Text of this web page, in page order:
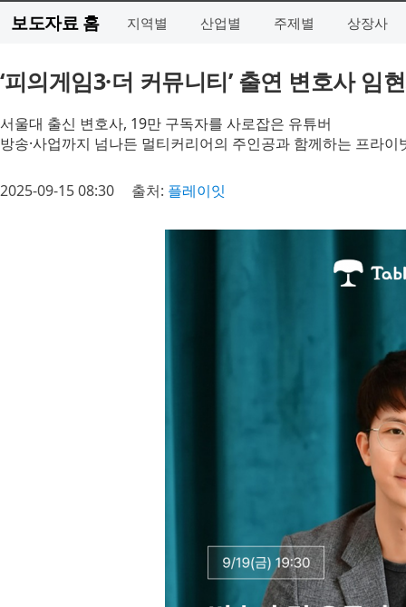
보도자료 홈 지역별 산업별 주제별 상장사
‘피의게임3·더 커뮤니티’ 출연 변호사 임
서울대 출신 변호사, 19만 구독자를 사로잡은 유튜버
방송·사업까지 넘나든 멀티커리어의 주인공과 함께하는 프라이
2025-09-15 08:30 출처: 플레이잇